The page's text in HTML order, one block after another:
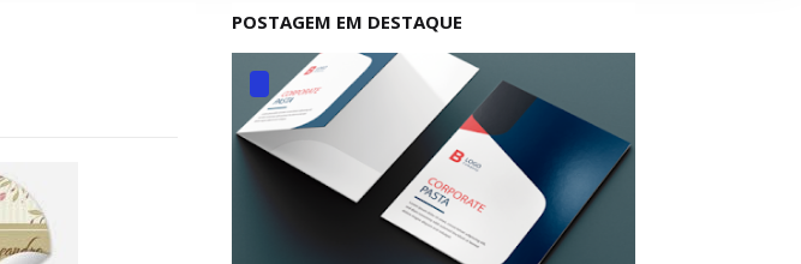
POSTAGEM EM DESTAQUE